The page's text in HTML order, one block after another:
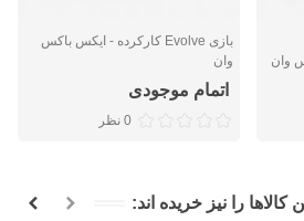
وان
بازی Evolve کارکرده - ایکس باکس
وان
اتمام موجودی
0 نظر
را نیز خریده اند: